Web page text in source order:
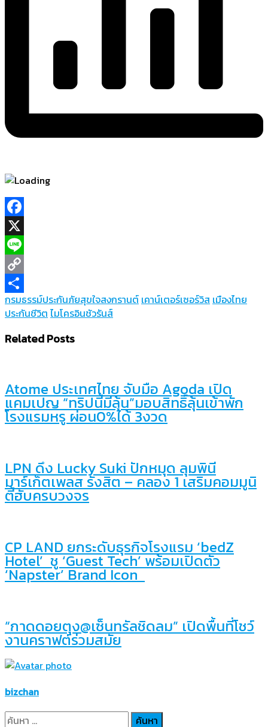
Facebook
X
Line
Copy
Link
Share
กรมธรรม์ประกันภัยสุขใจสงกรานต์ เคาน์เตอร์เซอร์วิส เมืองไทย
ประกันชีวิต ไมโครอินชัวรันส์
Related Posts
Atome ประเทศไทย จับมือ Agoda เปิด
แคมเปญ “ทริปนี้มีลุ้น”มอบสิทธิ์ลุ้นเข้าพัก
โรงแรมหรู ผ่อน0%ได้ 3งวด
LPN ดึง Lucky Suki ปักหมุด ลุมพินี
มาร์เก็ตเพลส รังสิต – คลอง 1 เสริมคอมมูนิ
ตี้ฮับครบวงจร
CP LAND ยกระดับธุรกิจโรงแรม ‘bedZ
Hotel’ ชู ‘Guest Tech’ พร้อมเปิดตัว
‘Napster’ Brand Icon
“กาดดอยตุง@เซ็นทรัลชิดลม” เปิดพื้นที่โชว์
งานคราฟต์ร่วมสมัย
bizchan
ค้นหา